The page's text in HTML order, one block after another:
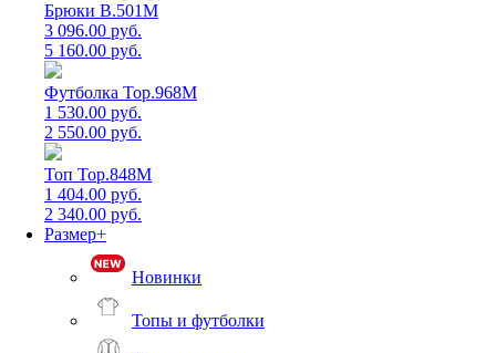
Брюки B.501M
3 096.00 руб.
5 160.00 руб.
Футболка Top.968M
1 530.00 руб.
2 550.00 руб.
Топ Top.848M
1 404.00 руб.
2 340.00 руб.
Размер+
Новинки
Топы и футболки